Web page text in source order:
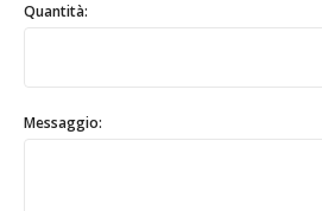
Quantità:
Messaggio: